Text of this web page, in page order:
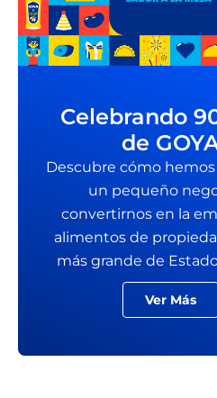
Celebrando
de
Descubre cómo
un pequeño
convertirnos en la
alimentos de
más grande de
Ver Más